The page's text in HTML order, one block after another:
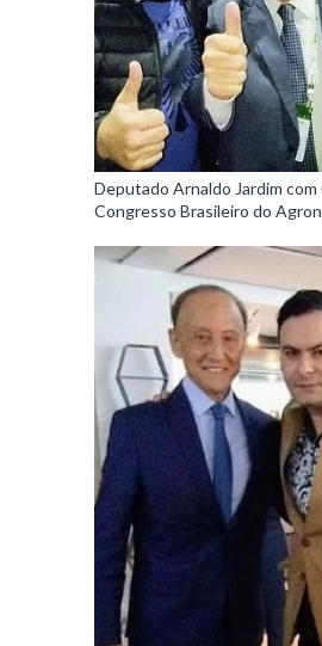
Deputado Arnaldo Jardim com
Congresso Brasileiro do